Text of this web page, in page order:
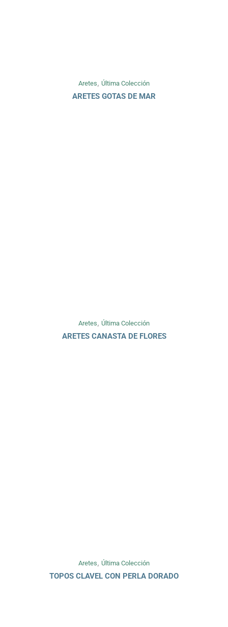
Aretes, Última Colección
ARETES GOTAS DE MAR
Aretes, Última Colección
ARETES CANASTA DE FLORES
Aretes, Última Colección
TOPOS CLAVEL CON PERLA DORADO